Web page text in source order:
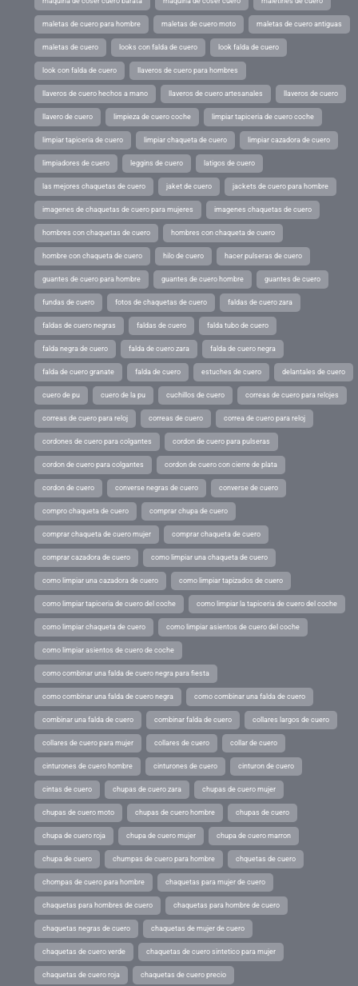
maletas de cuero para hombre maletas de cuero moto maletas de cuero antiguas
maletas de cuero looks con falda de cuero look falda de cuero
look con falda de cuero llaveros de cuero para hombres
llaveros de cuero hechos a mano llaveros de cuero artesanales llaveros de cuero
llavero de cuero limpieza de cuero coche limpiar tapiceria de cuero coche
limpiar tapiceria de cuero limpiar chaqueta de cuero limpiar cazadora de cuero
limpiadores de cuero leggins de cuero latigos de cuero
las mejores chaquetas de cuero jaket de cuero jackets de cuero para hombre
imagenes de chaquetas de cuero para mujeres imagenes chaquetas de cuero
hombres con chaquetas de cuero hombres con chaqueta de cuero
hombre con chaqueta de cuero hilo de cuero hacer pulseras de cuero
guantes de cuero para hombre guantes de cuero hombre guantes de cuero
fundas de cuero fotos de chaquetas de cuero faldas de cuero zara
faldas de cuero negras faldas de cuero falda tubo de cuero
falda negra de cuero falda de cuero zara falda de cuero negra
falda de cuero granate falda de cuero estuches de cuero delantales de cuero
cuero de pu cuero de la pu cuchillos de cuero correas de cuero para relojes
correas de cuero para reloj correas de cuero correa de cuero para reloj
cordones de cuero para colgantes cordon de cuero para pulseras
cordon de cuero para colgantes cordon de cuero con cierre de plata
cordon de cuero converse negras de cuero converse de cuero
compro chaqueta de cuero comprar chupa de cuero
comprar chaqueta de cuero mujer comprar chaqueta de cuero
comprar cazadora de cuero como limpiar una chaqueta de cuero
como limpiar una cazadora de cuero como limpiar tapizados de cuero
como limpiar tapiceria de cuero del coche como limpiar la tapiceria de cuero del coche
como limpiar chaqueta de cuero como limpiar asientos de cuero del coche
como limpiar asientos de cuero de coche
como combinar una falda de cuero negra para fiesta
como combinar una falda de cuero negra como combinar una falda de cuero
combinar una falda de cuero combinar falda de cuero collares largos de cuero
collares de cuero para mujer collares de cuero collar de cuero
cinturones de cuero hombre cinturones de cuero cinturon de cuero
cintas de cuero chupas de cuero zara chupas de cuero mujer
chupas de cuero moto chupas de cuero hombre chupas de cuero
chupa de cuero roja chupa de cuero mujer chupa de cuero marron
chupa de cuero chumpas de cuero para hombre chquetas de cuero
chompas de cuero para hombre chaquetas para mujer de cuero
chaquetas para hombres de cuero chaquetas para hombre de cuero
chaquetas negras de cuero chaquetas de mujer de cuero
chaquetas de cuero verde chaquetas de cuero sintetico para mujer
chaquetas de cuero roja chaquetas de cuero precio